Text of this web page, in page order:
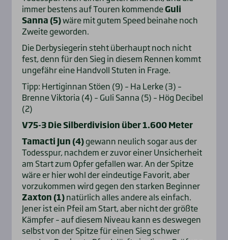
immer bestens auf Touren kommendeGuli
Sanna (5)wäre mit gutem Speed beinahe noch
Zweite geworden.
Die Derbysiegerin steht überhaupt noch nicht
fest, denn für den Sieg in diesem Rennen kommt
ungefähr eine Handvoll Stuten in Frage.
Tipp: Hertiginnan Stöen (9) – Ha Lerke (3) –
Brenne Viktoria (4) – Guli Sanna (5) – Hög Decibel
(2)
V75-3 Die Silberdivision über 1.600 Meter
Tamacti Jun (4)gewann neulich sogar aus der
Todesspur, nachdem er zuvor einer Unsicherheit
am Start zum Opfer gefallen war. An der Spitze
wäre er hier wohl der eindeutige Favorit, aber
vorzukommen wird gegen den starken Beginner
Zaxton (1)natürlich alles andere als einfach.
Jener ist ein Pfeil am Start, aber nicht der größte
Kämpfer – auf diesem Niveau kann es deswegen
selbst von der Spitze für einen Sieg schwer